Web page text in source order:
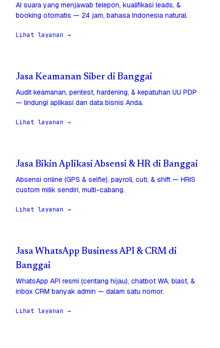
AI suara yang menjawab telepon, kualifikasi leads, &
booking otomatis — 24 jam, bahasa Indonesia natural.
Lihat layanan →
Jasa Keamanan Siber di Banggai
Audit keamanan, pentest, hardening, & kepatuhan UU PDP
— lindungi aplikasi dan data bisnis Anda.
Lihat layanan →
Jasa Bikin Aplikasi Absensi & HR di Banggai
Absensi online (GPS & selfie), payroll, cuti, & shift — HRIS
custom milik sendiri, multi-cabang.
Lihat layanan →
Jasa WhatsApp Business API & CRM di
Banggai
WhatsApp API resmi (centang hijau), chatbot WA, blast, &
inbox CRM banyak admin — dalam satu nomor.
Lihat layanan →